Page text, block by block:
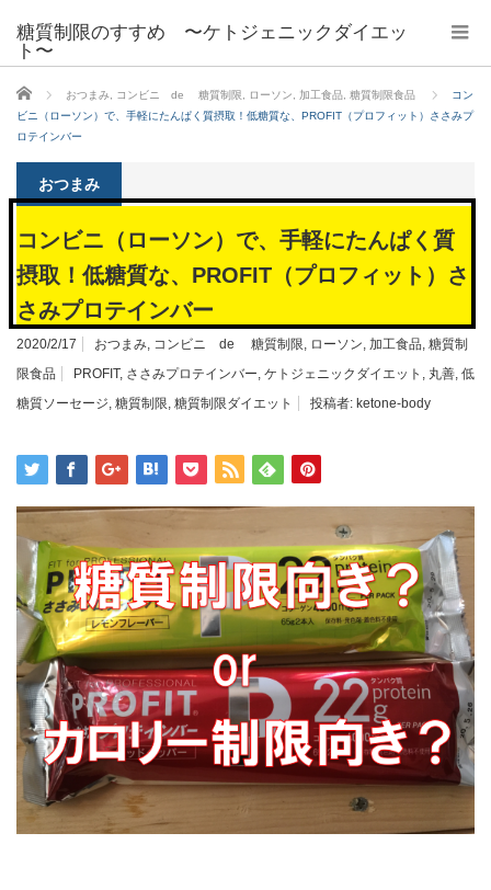
糖質制限のすすめ 〜ケトジェニックダイエッ
ト〜
ホーム おつまみ コンビニ de 糖質制限 ローソン 加工食品 糖質制限食品
コン
ビニ（ローソン）で、手軽にたんぱく質摂取！低糖質な、PROFIT（プロフィット）ささみプ
ロテインバー
おつまみ
コンビニ（ローソン）で、手軽にたんぱく質
摂取！低糖質な、PROFIT（プロフィット）さ
さみプロテインバー
2020/2/17 おつまみ, コンビニ de 糖質制限, ローソン, 加工食品, 糖質制
限食品
PROFIT, ささみプロテインバー, ケトジェニックダイエット , 丸善, 低
糖質ソーセージ, 糖質制限, 糖質制限ダイエット 投稿者: ketone-body